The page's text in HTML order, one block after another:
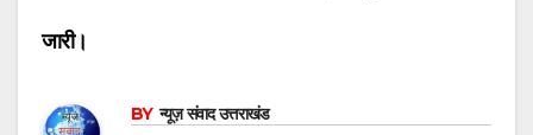
जारी।
BY न्यूज़ संवाद उत्तराखंड